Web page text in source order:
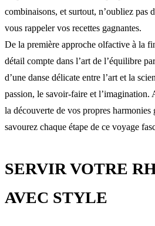
combinaisons, et surtout, n’oubliez pas
vous rappeler vos recettes gagnantes.
De la première approche olfactive à la
détail compte dans l’art de l’équilibre
d’une danse délicate entre l’art et la
passion, le savoir-faire et l’imagination.
la découverte de vos propres harmonies
savourez chaque étape de ce voyage
SERVIR VOTRE
AVEC STYLE